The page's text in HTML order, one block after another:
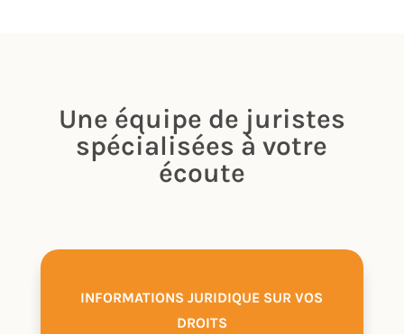
Une équipe de juristes
spécialisées à votre
écoute
INFORMATIONS JURIDIQUE SUR VOS
DROITS